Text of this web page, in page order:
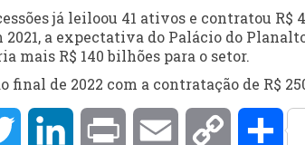
já leiloou 41 ativos e contratou
2021, a expectativa do Palácio do
mais R$ 140 bilhões para o setor.
final de 2022 com a contratação de R$
Twitter LinkedInPrint Email Copy